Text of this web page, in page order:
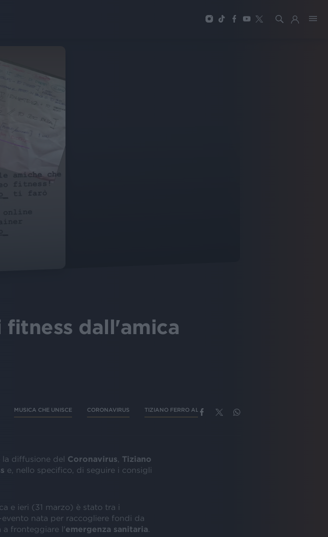
fitness dall'amica
MUSICA CHE UNISCE CORONAVIRUS TIZIANO FERRO ALMENO TU NELL'UNIVERSO
diffusione del Coronavirus
Tiziano
e, nello specifico, di seguire i consigli
e ieri (31 marzo) è stato tra i
evento nata per raccogliere fondi da
a fronteggiare l'emergenza sanitaria